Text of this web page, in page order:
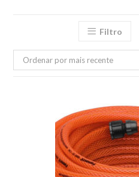
Filtro
Ordenar por mais recente